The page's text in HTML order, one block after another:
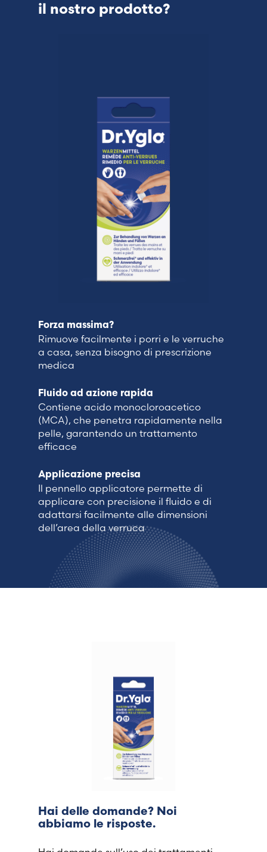
il nostro prodotto?
Forza massima?
Rimuove facilmente i porri e le verruche
a casa, senza bisogno di prescrizione
medica
Fluido ad azione rapida
Contiene acido monocloroacetico
(MCA), che penetra rapidamente nella
pelle, garantendo un trattamento
efficace
Applicazione precisa
Il pennello applicatore permette di
applicare con precisione il fluido e di
adattarsi facilmente alle dimensioni
dell’area della verruca
Hai delle domande? Noi
abbiamo le risposte.